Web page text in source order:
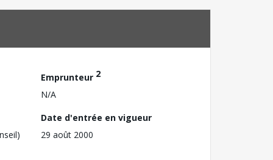
Emprunteur 2
N/A
Date d'entrée en vigueur
29 août 2000